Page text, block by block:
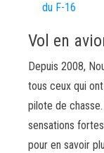
du F-16
Vol en
Depuis 2008,
tous ceux qui
pilote de
sensations
pour en savoir